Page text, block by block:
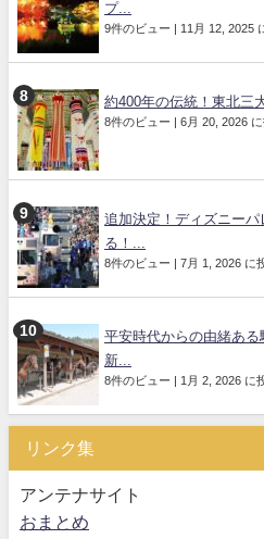
プ...
9件のビュー 11月 12, 2025
約400年の伝統！東北三
8件のビュー 6月 20, 2026
追加決定！ディズニー
る！...
8件のビュー 7月 1, 2026 に
平安時代からの由緒ある
新...
8件のビュー 1月 2, 2026 に
リンク集
アンテナサイト
おまとめ